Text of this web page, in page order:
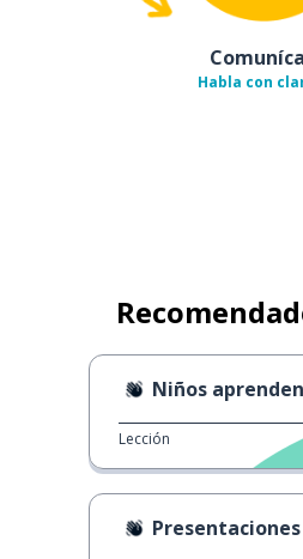
Habla con
Niños aprenden los
Lección
Presentaciones en